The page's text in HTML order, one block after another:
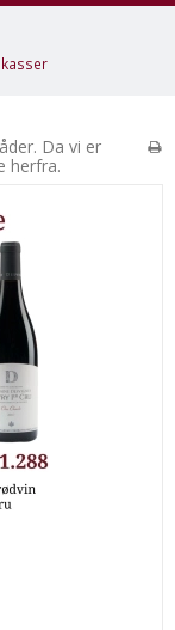
Da vi er
herfra.